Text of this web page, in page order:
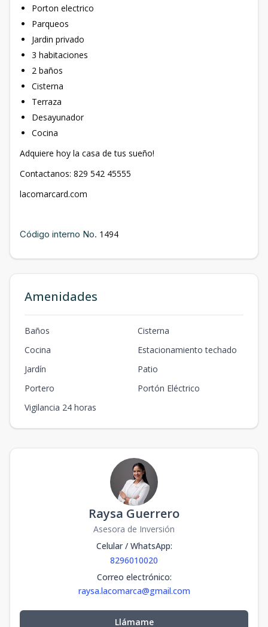
Porton electrico
Parqueos
Jardin privado
3 habitaciones
2 baños
Cisterna
Terraza
Desayunador
Cocina
Adquiere hoy la casa de tus sueño!
Contactanos: 829 542 45555
lacomarcard.com
Código interno No. 1494
Amenidades
Baños
Cisterna
Cocina
Estacionamiento techado
Jardín
Patio
Portero
Portón Eléctrico
Vigilancia 24 horas
Raysa Guerrero
Asesora de Inversión
Celular / WhatsApp:
8296010020
Correo electrónico:
raysa.lacomarca@gmail.com
Llámame